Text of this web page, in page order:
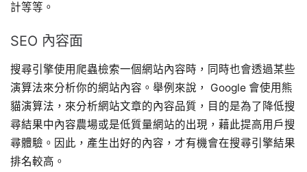
計等等。
SEO 內容面
搜尋引擎使用爬蟲檢索一個網站內容時，同時也會透過某些
演算法來分析你的網站內容。舉例來說， Google 會使用熊
貓演算法，來分析網站文章的內容品質，目的是為了降低搜
尋結果中內容農場或是低質量網站的出現，藉此提高用戶搜
尋體驗。因此，產生出好的內容，才有機會在搜尋引擎結果
排名較高。